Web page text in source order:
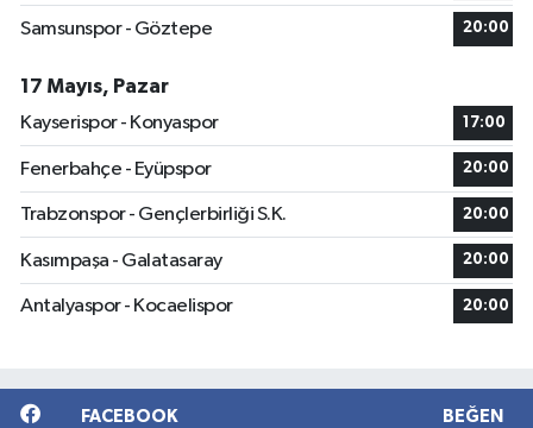
Samsunspor - Göztepe 20:00
17 Mayıs, Pazar
Kayserispor - Konyaspor
17:00
Fenerbahçe - Eyüpspor 20:00
Trabzonspor - Gençlerbirliği S.K. 20:00
Kasımpaşa - Galatasaray 20:00
Antalyaspor - Kocaelispor 20:00
FACEBOOK BEĞEN